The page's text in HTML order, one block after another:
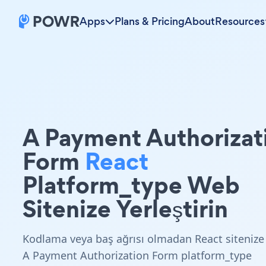
Apps Plans & PricingAboutResources
A Payment
Form React
Platform_type Web
Sitenize Yerleştirin
Kodlama veya baş ağrısı olmadan React sitenize
A Payment Authorization Form platform_type